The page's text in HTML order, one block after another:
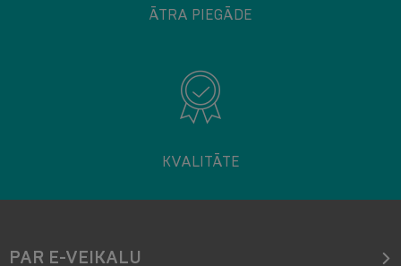
ĀTRA PIEGĀDE
KVALITĀTE
PAR E-VEIKALU